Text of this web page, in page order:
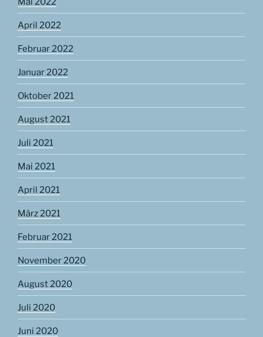
April 2022
Februar 2022
Januar 2022
Oktober 2021
August 2021
Juli 2021
Mai 2021
April 2021
März 2021
Februar 2021
November 2020
August 2020
Juli 2020
Juni 2020